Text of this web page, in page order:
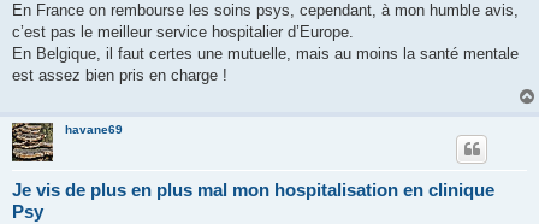
En France on rembourse les soins psys, cependant, à mon humble avis,
c’est pas le meilleur service hospitalier d’Europe.
En Belgique, il faut certes une mutuelle, mais au moins la santé mentale
est assez bien pris en charge !
havane69
Je vis de plus en plus mal mon hospitalisation en clinique
Psy